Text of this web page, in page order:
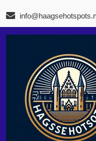
de
inhoud